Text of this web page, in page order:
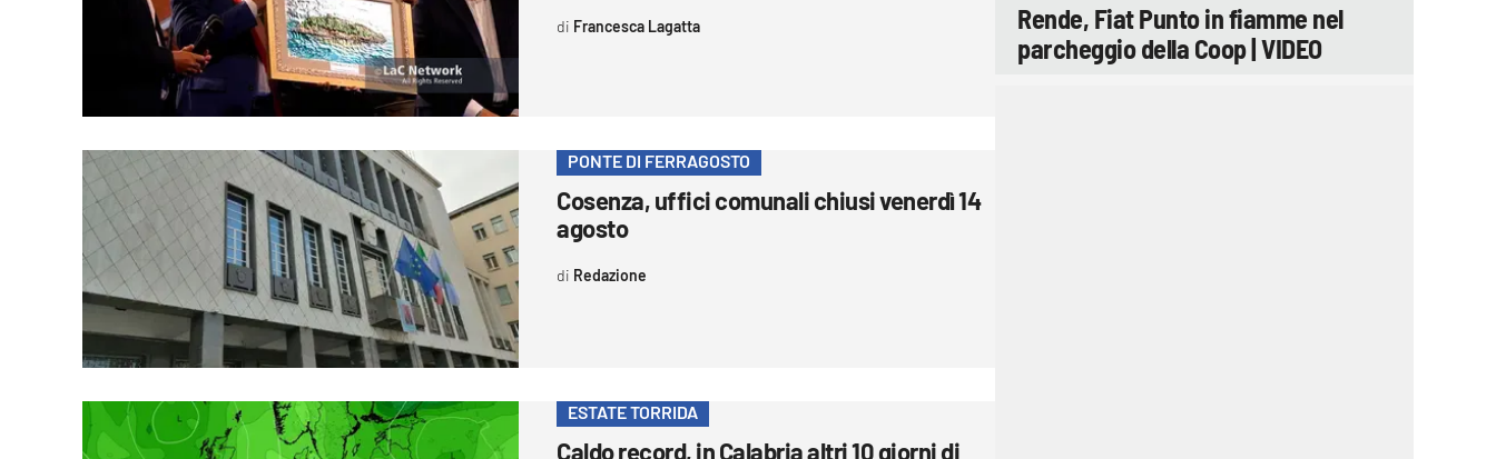
Francesca Lagatta
PONTE DI FERRAGOSTO
Cosenza, uffici comunali chiusi venerdì 14
agosto
Redazione
ESTATE TORRIDA
Caldo record, in Calabria altri 10 giorni di
Rende, Fiat Punto in fiamme nel
parcheggio della Coop | VIDEO